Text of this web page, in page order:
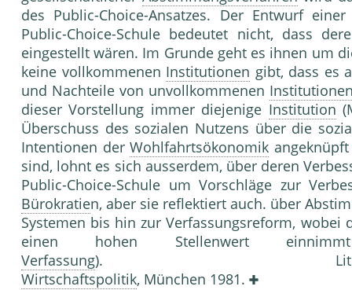
des Public-Choice-Ansatzes. Der Entwurf
Public-Choice-Schule bedeutet nicht, dass
eingestellt wären. Im Grunde geht es ihnen um
keine vollkommenen Institutionen gibt, dass es
und Nachteile von unvollkommenen
dieser Vorstellung immer diejenige Institution
Überschuss des sozialen Nutzens über die
Intentionen derWohlfahrtsökonomik
sind, lohnt es sich ausserdem, über deren
Public-Choice-Schule um Vorschläge zur
Bürokratien, aber sie reflektiert auch. über
Systemen bis hin zur Verfassungsreform,
einen hohen Stellenwert
Verfassung). Literatur:
Wirtschaftspolitik, München 1981.